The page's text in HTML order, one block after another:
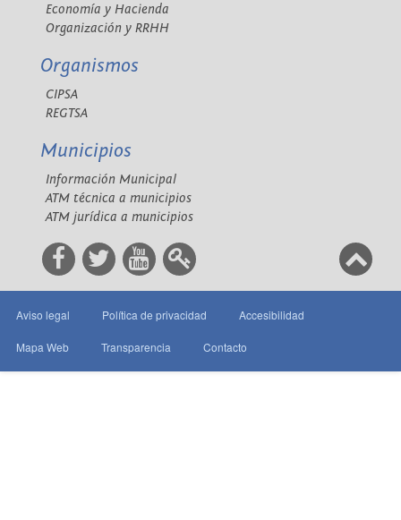
Economía y Hacienda
Organización y RRHH
Organismos
CIPSA
REGTSA
Municipios
Información Municipal
ATM técnica a municipios
ATM jurídica a municipios
Aviso legal Política de privacidad Accesibilidad
Mapa Web Transparencia Contacto